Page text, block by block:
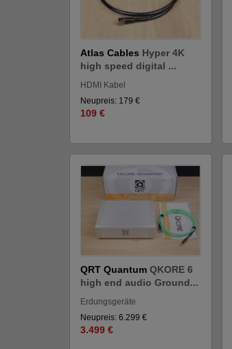
Atlas Cables Hyper 4K
high speed digital ...
HDMI Kabel
Neupreis: 179 €
109 €
QRT Quantum QKORE 6
high end audio Ground...
Erdungsgeräte
Neupreis: 6.299 €
3.499 €